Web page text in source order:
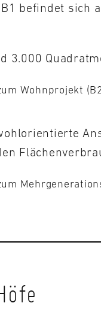
B1 befindet sich
3.000
Wohnprojekt